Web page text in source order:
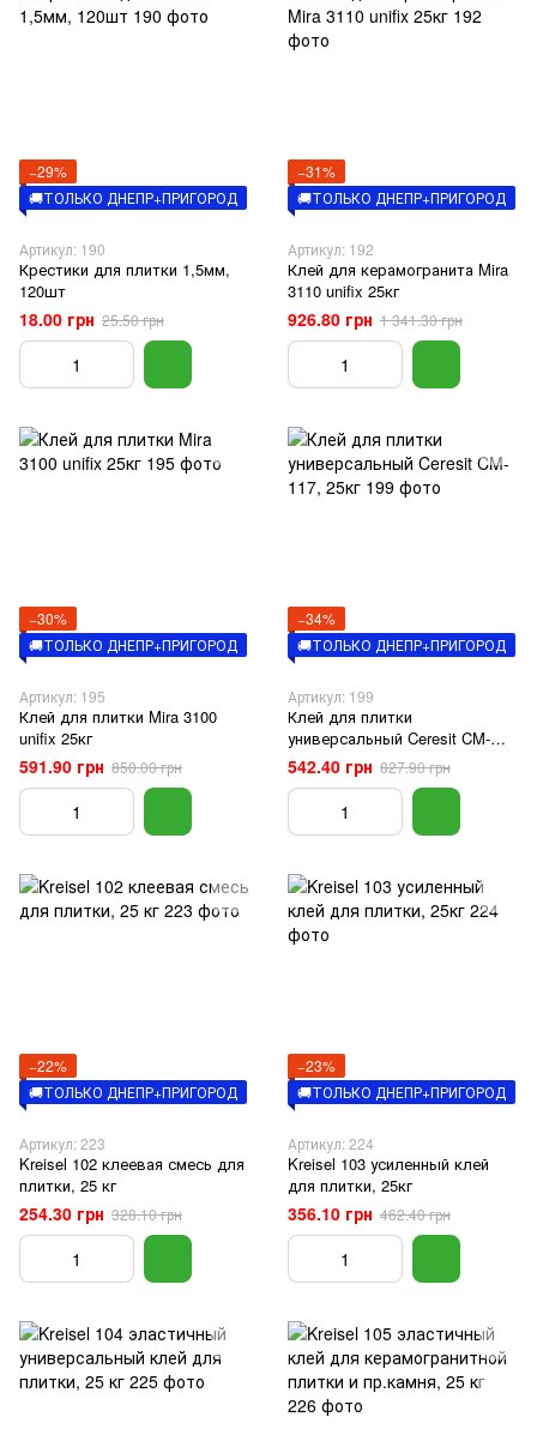
−29%
🚚ТОЛЬКО ДНЕПР+ПРИГОРОД
Артикул: 190
Крестики для плитки 1,5мм,
120шт
18.00 грн 25.50 грн
−31%
🚚ТОЛЬКО ДНЕПР+ПРИГОРОД
Артикул: 192
Клей для керамогранита Mira
3110 unifix 25кг
926.80 грн 1 341.30 грн
−30%
🚚ТОЛЬКО ДНЕПР+ПРИГОРОД
Артикул: 195
Клей для плитки Mira 3100
unifix 25кг
591.90 грн 850.00 грн
−34%
🚚ТОЛЬКО ДНЕПР+ПРИГОРОД
Артикул: 199
Клей для плитки
универсальный Ceresit CM-
117, 25кг
542.40 грн 827.90 грн
−22%
🚚ТОЛЬКО ДНЕПР+ПРИГОРОД
Артикул: 223
Kreisel 102 клеевая смесь для
плитки, 25 кг
254.30 грн 328.10 грн
−23%
🚚ТОЛЬКО ДНЕПР+ПРИГОРОД
Артикул: 224
Kreisel 103 усиленный клей
для плитки, 25кг
356.10 грн 462.40 грн